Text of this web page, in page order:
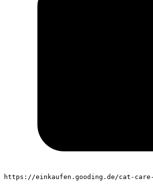
https://einkaufen.gooding.de/cat-